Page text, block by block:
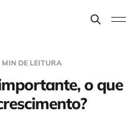
MIN DE LEITURA
o que